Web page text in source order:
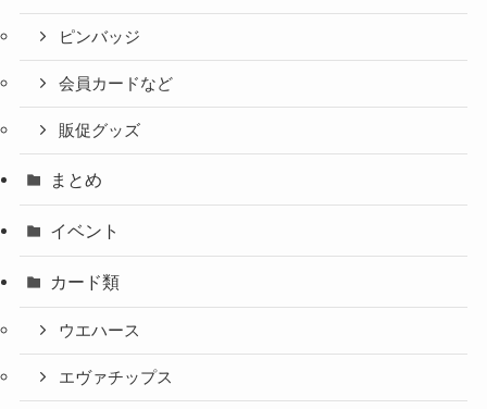
ピンバッジ
会員カードなど
販促グッズ
まとめ
イベント
カード類
ウエハース
エヴァチップス